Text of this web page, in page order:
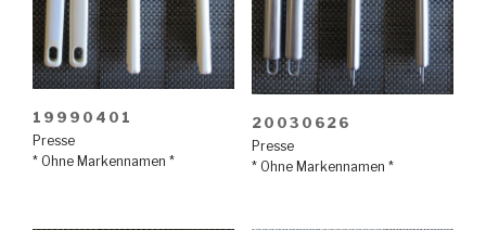
19990401
Presse
* Ohne Markennamen *
20030626
Presse
* Ohne Markennamen *